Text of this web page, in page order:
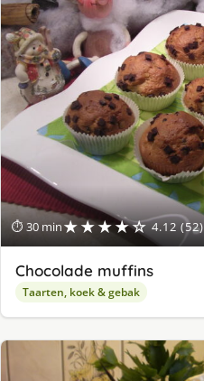
⏱ 30 min★★★★☆ 4.12 (52)
Chocolade muffins
Taarten, koek & gebak